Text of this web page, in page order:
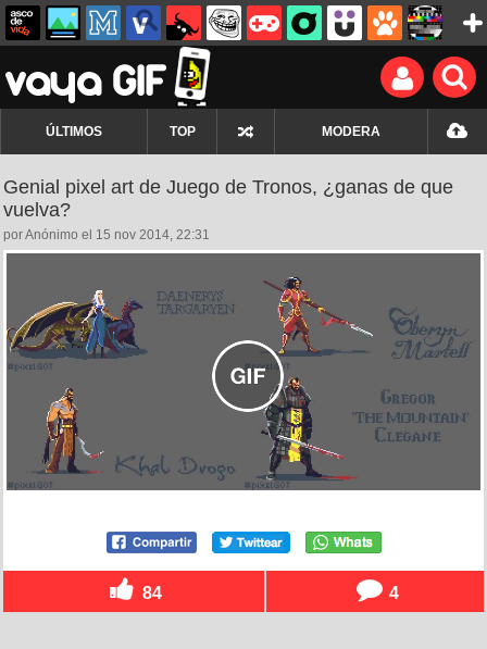
ÚLTIMOS TOP MODERA
Genial pixel art de Juego de Tronos, ¿ganas de que
vuelva?
por Anónimo el 15 nov 2014, 22:31
84 4